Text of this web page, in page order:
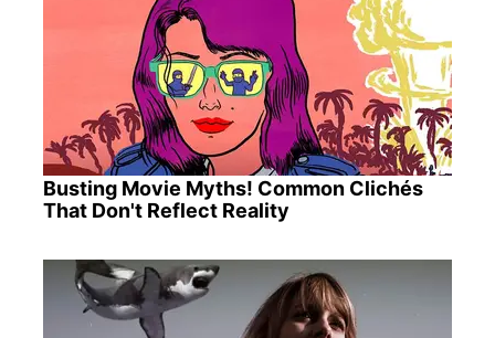
Busting Movie Myths! Common Clichés
That Don't Reflect Reality